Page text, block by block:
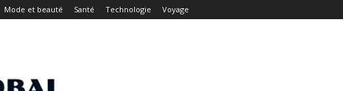
Mode et beauté Santé Technologie Voyage